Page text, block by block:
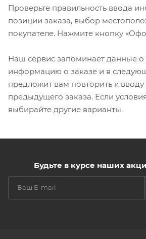
Проверьте правильность ввода
позиции заказа, выбор
покупателе. Нажмите кнопку
Наш сервис запоминает данные о
информацию о заказе и в
предложит вам повторить к
предыдущего заказа. Если
выбирайте другие варианты.
Будьте в курсе наших